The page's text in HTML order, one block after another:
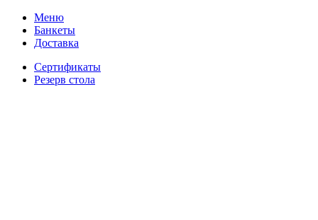
Меню
Банкеты
Доставка
Сертификаты
Резерв стола